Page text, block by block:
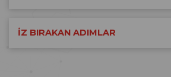
İZ BIRAKAN ADIMLAR